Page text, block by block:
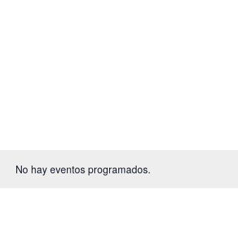
No hay eventos programados.